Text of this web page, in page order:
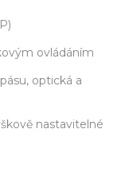
ovládáním
optická a
nastavitelné